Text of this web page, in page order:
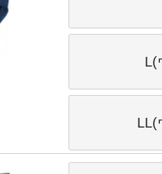
L(
LL(